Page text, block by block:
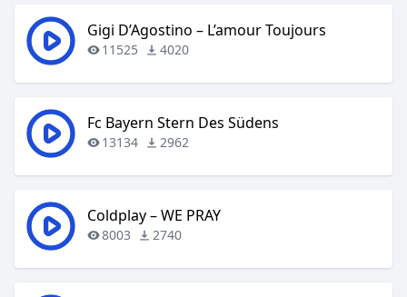
Gigi D’Agostino – L’amour Toujours
11525 4020
Fc Bayern Stern Des Südens
13134 2962
Coldplay – WE PRAY
8003 2740